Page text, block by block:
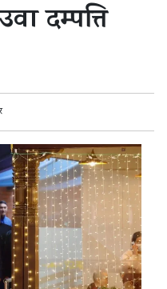
दम्पत्ति